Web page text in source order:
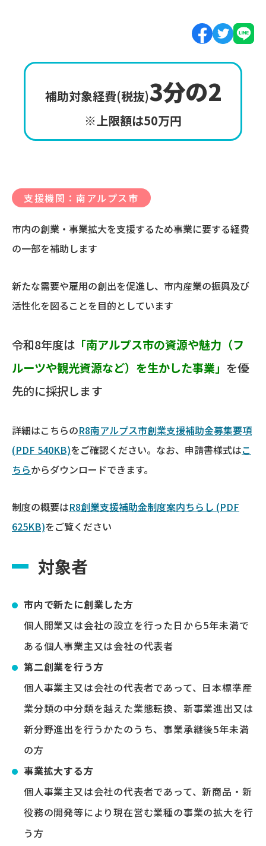
補助対象経費(税抜)3分の2
※上限額は50万円
支援機関：南アルプス市
市内の創業・事業拡大を支援するため事業に要する経費
の一部を補助します
新たな需要や雇用の創出を促進し、市内産業の振興及び
活性化を図ることを目的としています
令和8年度は 「南アルプス市の資源や魅力（フ
ルーツや観光資源など）を生かした事業」 を優
先的に採択します
詳細はこちらのR8南アルプス市創業支援補助金募集要項
(PDF 540KB)をご確認ください。なお、申請書様式はこ
ちらからダウンロードできます。
制度の概要はR8創業支援補助金制度案内ちらし (PDF
625KB)をご覧ください
対象者
市内で新たに創業した方
個人開業又は会社の設立を行った日から5年未満で
ある個人事業主又は会社の代表者
第二創業を行う方
個人事業主又は会社の代表者であって、日本標準産
業分類の中分類を越えた業態転換、新事業進出又は
新分野進出を行うかたのうち、事業承継後5年未満
の方
事業拡大する方
個人事業主又は会社の代表者であって、新商品・新
役務の開発等により現在営む業種の事業の拡大を行
う方